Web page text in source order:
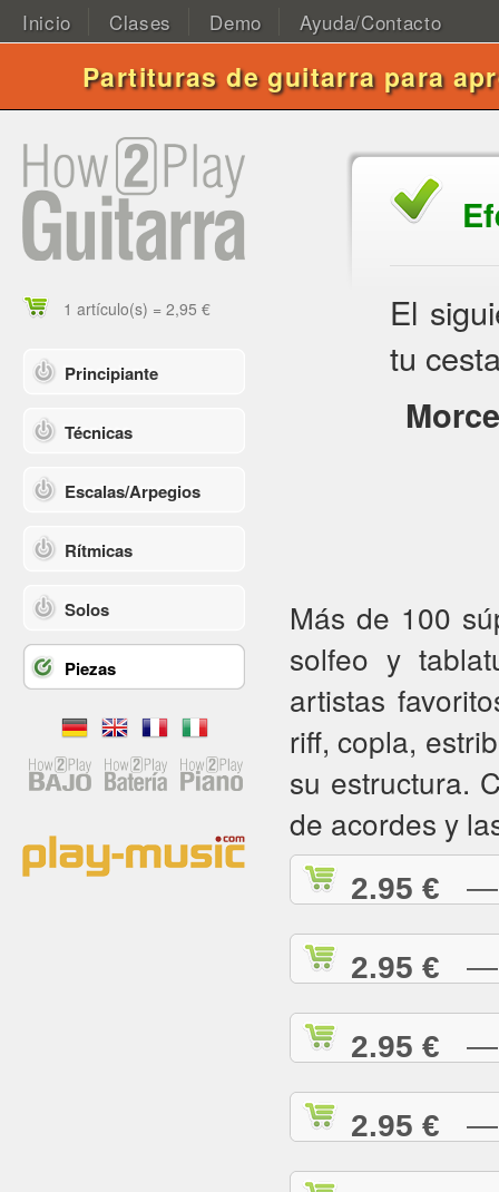
Inicio Clases Demo Ayuda/Contacto
Partituras de guitarra para
1 artículo(s) = 2,95 €
Principiante
Técnicas
Escalas/Arpegios
Rítmicas
Solos
Piezas
El
tu
Más de 100
solfeo y
artistas
riff, copla,
su estructura.
de acordes y
2.95 € —
2.95 € —
2.95 € —
2.95 € —